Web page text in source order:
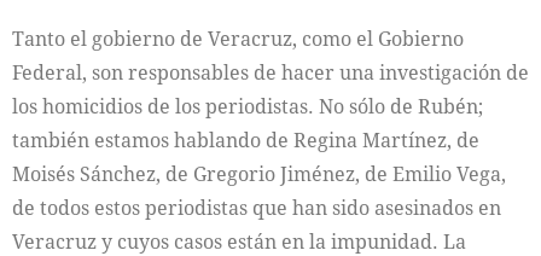
Tanto el gobierno de Veracruz, como el Gobierno
Federal, son responsables de hacer una investigación de
los homicidios de los periodistas. No sólo de Rubén;
también estamos hablando de Regina Martínez, de
Moisés Sánchez, de Gregorio Jiménez, de Emilio Vega,
de todos estos periodistas que han sido asesinados en
Veracruz y cuyos casos están en la impunidad. La